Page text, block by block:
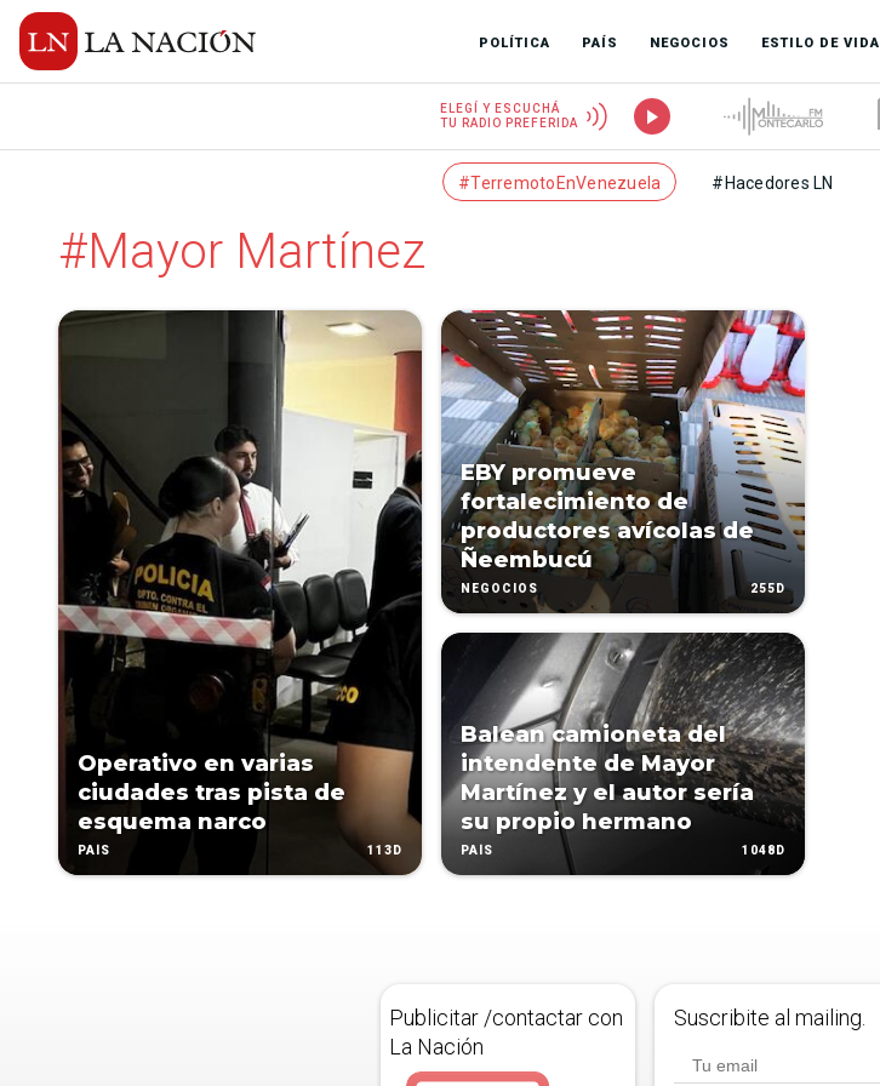
POLÍTICA PAÍS NEGOCIOS ESTILO DE VIDA
ELEGÍ Y ESCUCHÁ
TU RADIO PREFERIDA
#TerremotoEnVenezuela #Hacedores LN
#Mayor Martínez
Operativo en varias
ciudades tras pista de
esquema narco
PAÍS 113D
EBY promueve
fortalecimiento de
productores avícolas de
Ñeembucú
NEGOCIOS 255D
Balean camioneta del
intendente de Mayor
Martínez y el autor sería
su propio hermano
PAÍS 1048D
Publicitar /contactar con
La Nación
Suscribite al mailing.